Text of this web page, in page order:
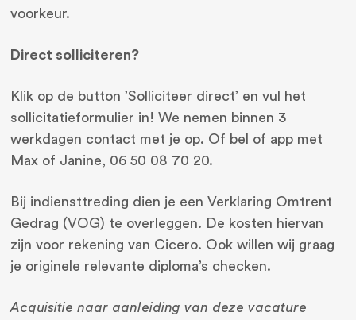
voorkeur.
Direct solliciteren?
Klik op de button ’Solliciteer direct’ en vul het
sollicitatieformulier in! We nemen binnen 3
werkdagen contact met je op. Of bel of app met
Max of Janine, 06 50 08 70 20.
Bij indiensttreding dien je een Verklaring Omtrent
Gedrag (VOG) te overleggen. De kosten hiervan
zijn voor rekening van Cicero. Ook willen wij graag
je originele relevante diploma’s checken.
Acquisitie naar aanleiding van deze vacature